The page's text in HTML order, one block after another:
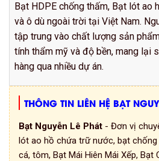
Bạt HDPE chống thấm, Bạt lót ao
và ô dù ngoài trời tại Việt Nam.
tập trung vào chất lượng sản
tính thẩm mỹ và độ bền, mang lại
hàng qua nhiều dự án.
THÔNG TIN LIÊN HỆ BẠT
Bạt Nguyễn Lê Phát - Đơn vị
lót ao hồ chứa trữ nước, bạt
cá, tôm, Bạt Mái Hiên Mái Xếp, Bạt